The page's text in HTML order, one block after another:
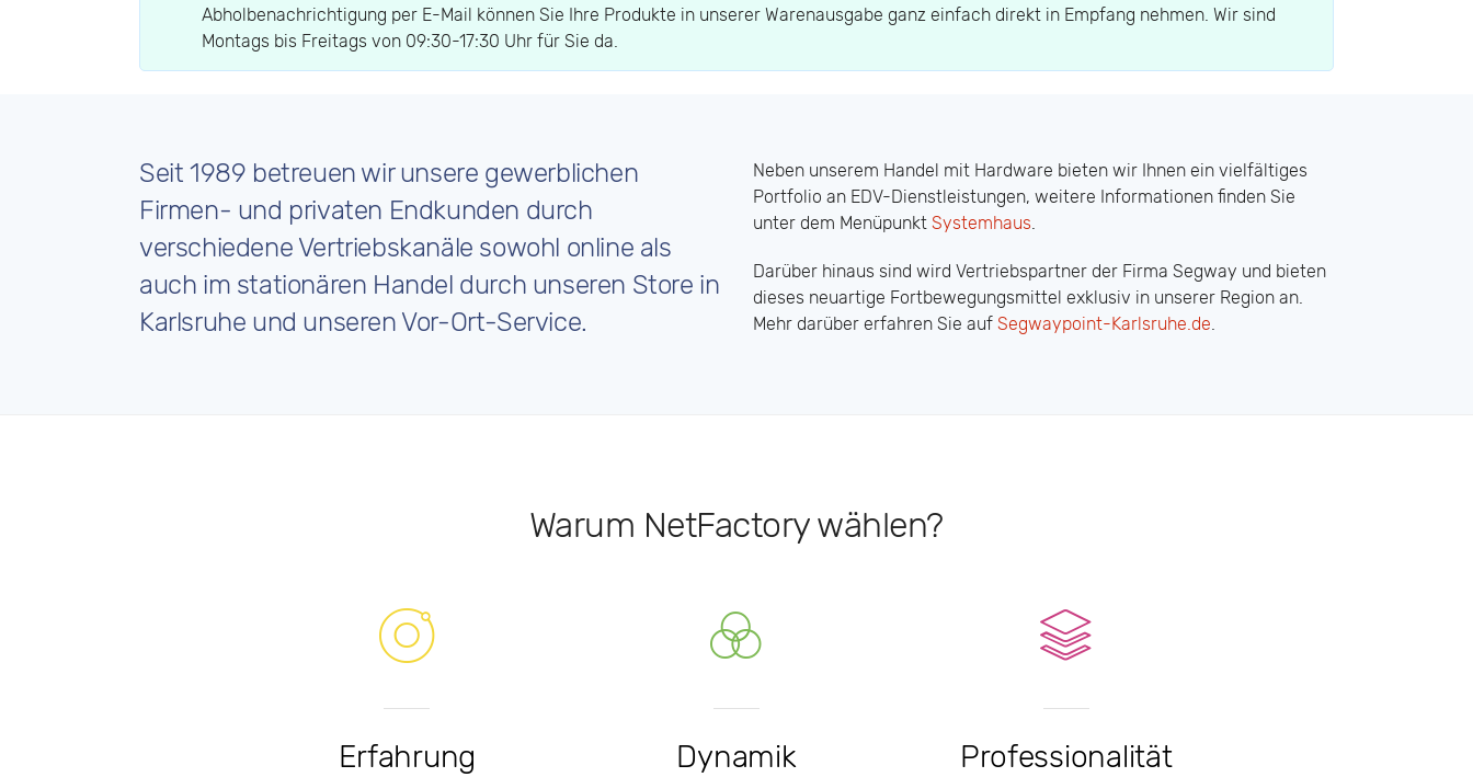
Abholbenachrichtigung per E-Mail können Sie Ihre Produkte in unserer Warenausgabe ganz einfach direkt in Empfang nehmen. Wir sind
Montags bis Freitags von 09:30-17:30 Uhr für Sie da.
Seit 1989 betreuen wir unsere gewerblichen
Firmen- und privaten Endkunden durch
verschiedene Vertriebskanäle sowohl online als
auch im stationären Handel durch unseren Store in
Karlsruhe und unseren Vor-Ort-Service.
Neben unserem Handel mit Hardware bieten wir Ihnen ein vielfältiges
Portfolio an EDV-Dienstleistungen, weitere Informationen finden Sie
unter dem Menüpunkt Systemhaus.
Darüber hinaus sind wird Vertriebspartner der Firma Segway und bieten
dieses neuartige Fortbewegungsmittel exklusiv in unserer Region an.
Mehr darüber erfahren Sie auf Segwaypoint-Karlsruhe.de.
Warum NetFactory wählen?
Erfahrung Dynamik Professionalität